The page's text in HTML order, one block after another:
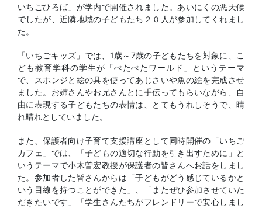
いちごひろば」が学内で開催されました。あいにくの悪天候
でしたが、近隣地域の子どもたち２０人が参加してくれまし
た。
「いちごキッズ」では、1歳～7歳の子どもたちを対象に、こ
ども教育学科の学生が「ぺたぺたワールド」というテーマ
で、スポンジと絵の具を使ってあじさいや魚の絵を完成させ
ました。お姉さんやお兄さんとに手伝ってもらいながら、自
由に表現する子どもたちの表情は、とてもうれしそうで、晴
れ晴れとしていました。
また、保護者向け子育て支援講座として同時開催の「いちご
カフェ」では、「子どもの適切な行動を引き出すために」と
いうテーマで小木曽宏教授が保護者の皆さんへお話をしまし
た。参加者した皆さんからは「子どもがどう感じているかと
いう目線を持つことができた」、「またぜひ参加させていた
だきたいです」「学生さんたちがフレンドリーで安心しまし